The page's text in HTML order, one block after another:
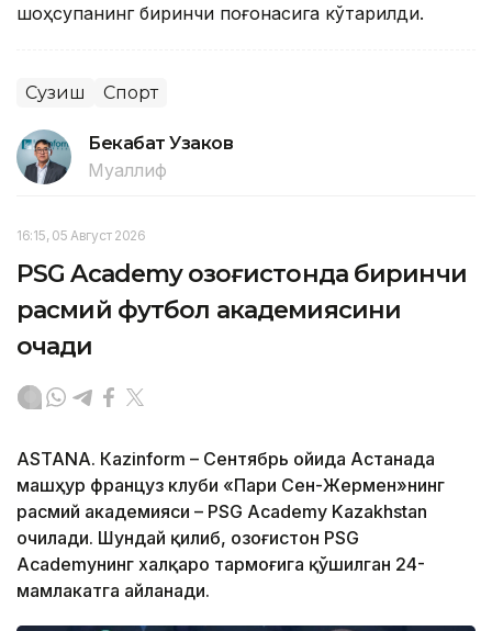
шоҳсупанинг биринчи поғонасига кўтарилди.
Сузиш Спорт
Бекабат Узаков
Муаллиф
16:15, 05 Август 2026
PSG Academy Қозоғистонда биринчи
расмий футбол академиясини
очади
ASTANА. Кazinform – Сентябрь ойида Астанада
машҳур француз клуби «Пари Сен-Жермен»нинг
расмий академияси – PSG Academy Kazakhstan
очилади. Шундай қилиб, Қозоғистон PSG
Academyнинг халқаро тармоғига қўшилган 24-
мамлакатга айланади.